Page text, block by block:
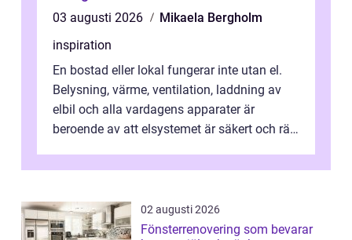
03 augusti 2026
Mikaela Bergholm
inspiration
En bostad eller lokal fungerar inte utan el.
Belysning, värme, ventilation, laddning av
elbil och alla vardagens apparater är
beroende av att elsystemet är säkert och rätt
02 augusti 2026
Fönsterrenovering som bevarar